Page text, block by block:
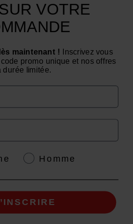
¿Tiene alguna pregunta?
de lunes a viernes: de 9:00 a
AFNOR NF EN 17444. Consulte la ficha del
producto.
VOTRE
maintenant ! Inscrivez vous
promo unique et nos offres
durée limitée.
Homme